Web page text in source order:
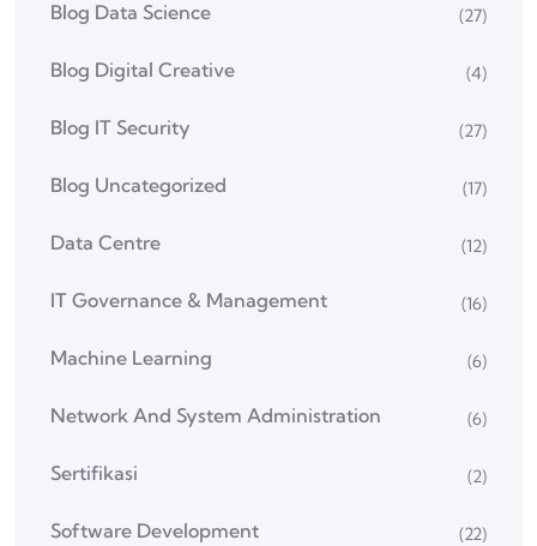
Blog Data Science (27)
Blog Digital Creative (4)
Blog IT Security (27)
Blog Uncategorized (17)
Data Centre (12)
IT Governance & Management (16)
Machine Learning (6)
Network And System Administration (6)
Sertifikasi (2)
Software Development (22)